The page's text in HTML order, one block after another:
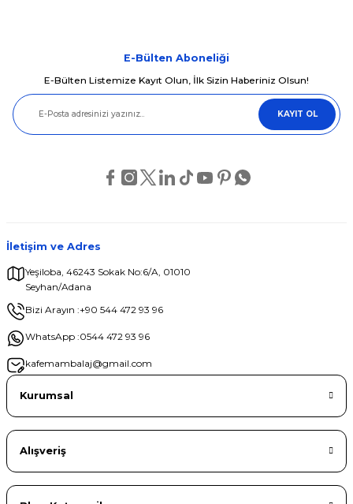
Görüş ve önerileriniz için teşekkür ederiz.
Ürün resmi kalitesiz, bozuk veya görüntülenemiyor.
Ürün açıklamasında eksik bilgiler bulunuyor.
Bu ürüne benzer farklı alternatifler olmalı.
E-Bülten Aboneliği
E-Bülten Listemize Kayıt Olun, İlk Sizin Haberiniz Olsun!
KAYIT OL
İletişim ve Adres
Yeşiloba, 46243 Sokak No:6/A, 01010
Seyhan/Adana
Bizi Arayın :+90 544 472 93 96
WhatsApp :0544 472 93 96
kafemambalaj@gmail.com
Kurumsal
Alışveriş